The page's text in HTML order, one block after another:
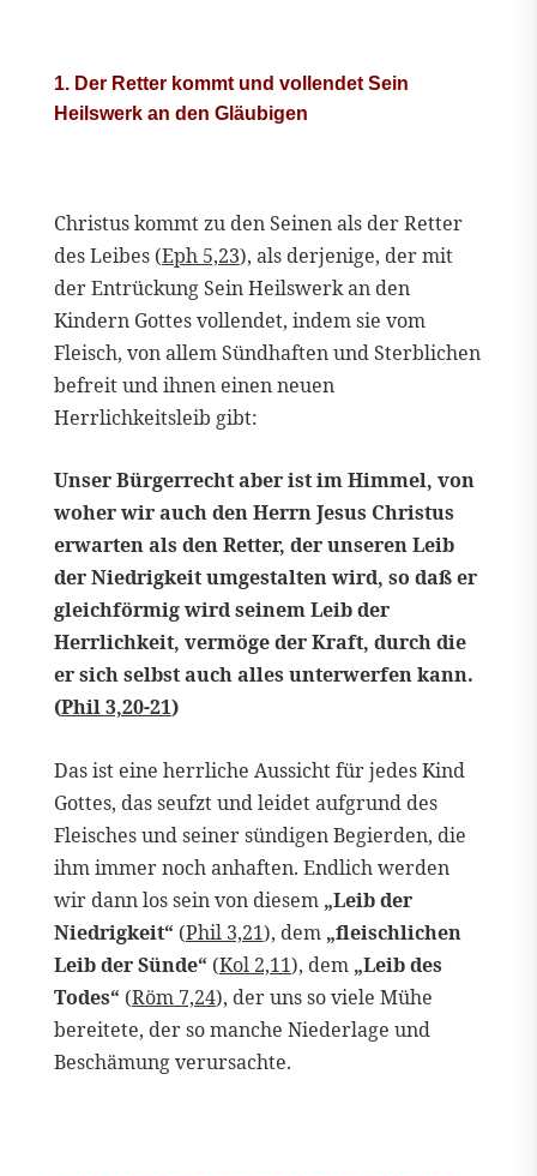
1. Der Retter kommt und vollendet Sein
Heilswerk an den Gläubigen
Christus kommt zu den Seinen als der Retter
des Leibes (Eph 5,23), als derjenige, der mit
der Entrückung Sein Heilswerk an den
Kindern Gottes vollendet, indem sie vom
Fleisch, von allem Sündhaften und Sterblichen
befreit und ihnen einen neuen
Herrlichkeitsleib gibt:
Unser Bürgerrecht aber ist im Himmel, von
woher wir auch den Herrn Jesus Christus
erwarten als den Retter, der unseren Leib
der Niedrigkeit umgestalten wird, so daß er
gleichförmig wird seinem Leib der
Herrlichkeit, vermöge der Kraft, durch die
er sich selbst auch alles unterwerfen kann.
(Phil 3,20-21)
Das ist eine herrliche Aussicht für jedes Kind
Gottes, das seufzt und leidet aufgrund des
Fleisches und seiner sündigen Begierden, die
ihm immer noch anhaften. Endlich werden
wir dann los sein von diesem„Leib der
Niedrigkeit“ (Phil 3,21), dem„fleischlichen
Leib der Sünde“ (Kol 2,11), dem „Leib des
Todes“ (Röm 7,24), der uns so viele Mühe
bereitete, der so manche Niederlage und
Beschämung verursachte.